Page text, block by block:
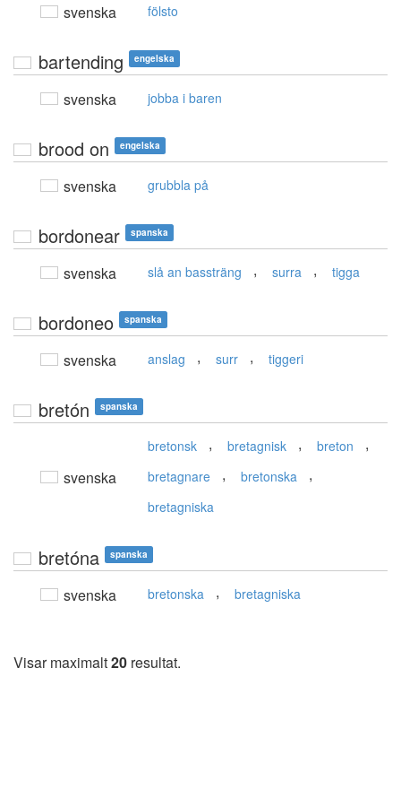
svenska fölsto
bartending engelska
svenska jobba i baren
brood on engelska
svenska grubbla på
bordonear spanska
svenska slå an bassträng , surra , tigga
bordoneo spanska
svenska anslag , surr , tiggeri
bretón spanska
svenska
bretonsk , bretagnisk , breton ,
bretagnare , bretonska ,
bretagniska
bretóna spanska
svenska bretonska , bretagniska
Visar maximalt20 resultat.